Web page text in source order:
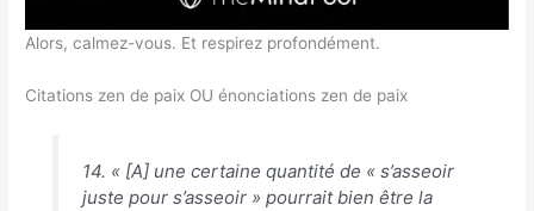
Alors, calmez-vous. Et respirez profondément.
Citations zen de paix OU énonciations zen de paix
14. « [A] une certaine quantité de « s’asseoir
juste pour s’asseoir » pourrait bien être la